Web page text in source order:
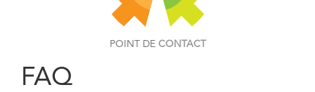
POINT DE CONTACT
FAQ